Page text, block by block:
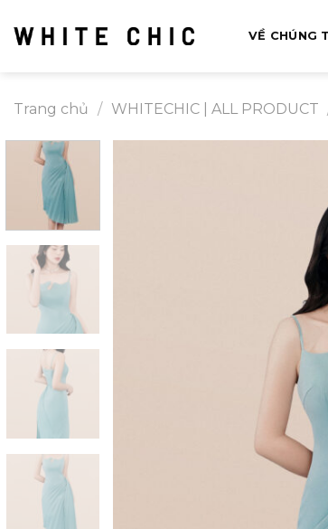
qua
VỀ CHÚNG
Trang chủ / WHITECHIC | ALL PRODUCT